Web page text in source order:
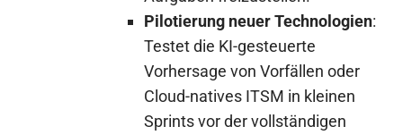
Pilotierung neuer Technologien:
Testet die KI-gesteuerte
Vorhersage von Vorfällen oder
Cloud-natives ITSM in kleinen
Sprints vor der vollständigen